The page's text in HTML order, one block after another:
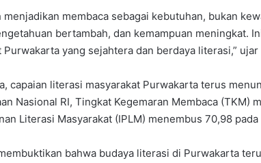
menjadikan membaca sebagai kebutuhan, bukan
bertambah, dan kemampuan meningkat.
Purwakarta yang sejahtera dan berdaya literasi,” ujar
capaian literasi masyarakat Purwakarta terus
Nasional RI, Tingkat Kegemaran Membaca (TKM)
Literasi Masyarakat (IPLM) menembus 70,98
bahwa budaya literasi di Purwakarta